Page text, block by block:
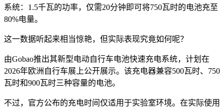
系统：1.5千瓦的功率，仅需20分钟即可将750瓦时的电池充至
80%电量。
这一数据听起来相当惊艳，但实际表现究竟如何呢？
由Gobao推出其新型电动自行车电池快速充电系统，计划在
2026年欧洲自行车展上公开展示。该充电器兼容500瓦时、750
瓦时和900瓦时三种容量的电池。
不过，官方公布的充电时间仅适用于实验室环境。在实际使用